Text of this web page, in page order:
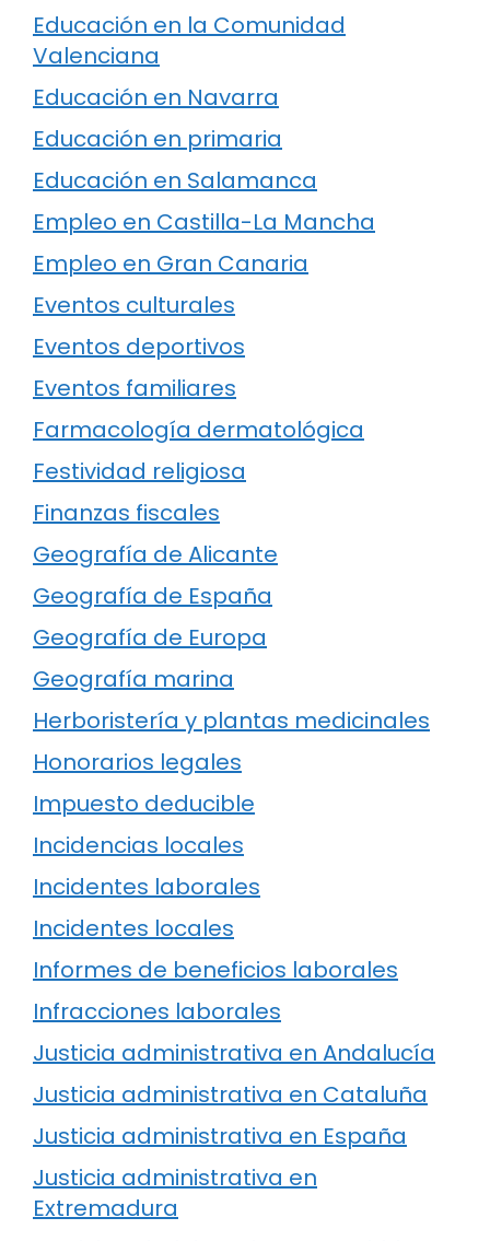
Educación en la Comunidad
Valenciana
Educación en Navarra
Educación en primaria
Educación en Salamanca
Empleo en Castilla-La Mancha
Empleo en Gran Canaria
Eventos culturales
Eventos deportivos
Eventos familiares
Farmacología dermatológica
Festividad religiosa
Finanzas fiscales
Geografía de Alicante
Geografía de España
Geografía de Europa
Geografía marina
Herboristería y plantas medicinales
Honorarios legales
Impuesto deducible
Incidencias locales
Incidentes laborales
Incidentes locales
Informes de beneficios laborales
Infracciones laborales
Justicia administrativa en Andalucía
Justicia administrativa en Cataluña
Justicia administrativa en España
Justicia administrativa en
Extremadura